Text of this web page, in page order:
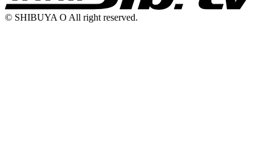
© SHIBUYA O All right reserved.